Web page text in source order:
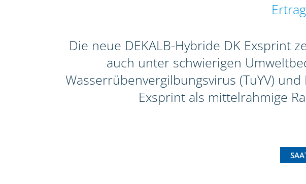
Die neue DEKALB-Hybride DK Exsprint
auch unter schwierigen
Wasserrübenvergilbungsvirus (TuYV)
Exsprint als mittelrahmige